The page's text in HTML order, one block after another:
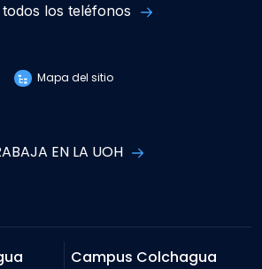
los teléfonos
Mapa del sitio
EN LA UOH
Campus Colchagua